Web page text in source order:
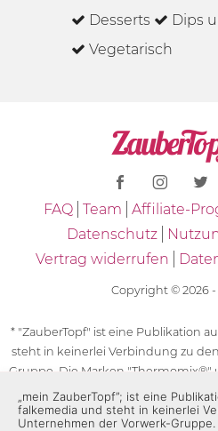
Desserts
Dips
Vegetarisch
FAQ Team Affiliate-
Datenschutz
Vertrag widerrufen
Copyright © 2026
* "ZauberTopf" ist eine Publikation
steht in keinerlei Verbindung zu
Gruppe. Die Marken
des "Thermomix®" sind
der Vorwerk-Gruppe. Die Marken
„mein ZauberTopf”; ist eine
falkemedia und steht in keinerlei
Unternehmen der Vorwerk-